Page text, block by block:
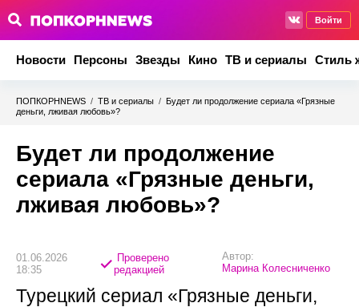
Войти
Новости Персоны Звезды Кино ТВ и сериалы Стиль
ПОПКОРНNEWS / ТВ и сериалы / Будет ли продолжение сериала «Грязные
деньги, лживая любовь»?
Будет ли продолжение
сериала «Грязные деньги,
лживая любовь»?
01.06.2026
18:35
Проверено
редакцией
Автор:
Марина Колесниченко
Турецкий сериал «Грязные деньги,